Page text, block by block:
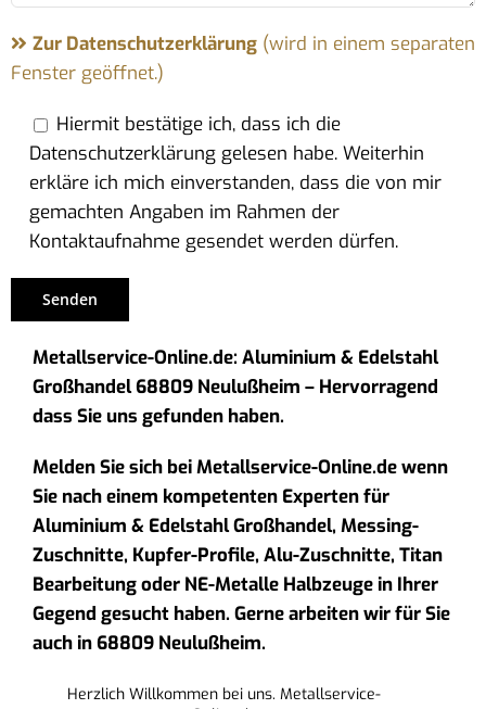
Zur Datenschutzerklärung(wird in einem separaten
Fenster geöffnet.)
Hiermit bestätige ich, dass ich die
Datenschutzerklärung gelesen habe. Weiterhin
erkläre ich mich einverstanden, dass die von mir
gemachten Angaben im Rahmen der
Kontaktaufnahme gesendet werden dürfen.
Metallservice-Online.de: Aluminium & Edelstahl
Großhandel 68809 Neulußheim – Hervorragend
dass Sie uns gefunden haben.
Melden Sie sich bei Metallservice-Online.de wenn
Sie nach einem kompetenten Experten für
Aluminium & Edelstahl Großhandel, Messing-
Zuschnitte, Kupfer-Profile, Alu-Zuschnitte, Titan
Bearbeitung oder NE-Metalle Halbzeuge in Ihrer
Gegend gesucht haben. Gerne arbeiten wir für Sie
auch in 68809 Neulußheim.
Herzlich Willkommen bei uns. Metallservice-